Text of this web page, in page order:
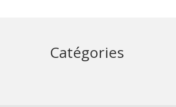
Catégories